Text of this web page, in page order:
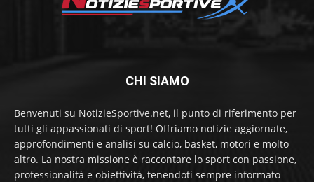
CHI SIAMO
Benvenuti su NotizieSportive.net, il punto di riferimento per
tutti gli appassionati di sport! Offriamo notizie aggiornate,
approfondimenti e analisi su calcio, basket, motori e molto
altro. La nostra missione è raccontare lo sport con passione,
professionalità e obiettività, tenendoti sempre informato